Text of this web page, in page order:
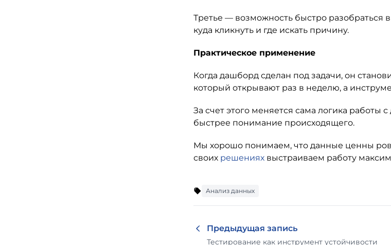
Третье — возможность быстро разобраться
куда кликнуть и где искать причину.
Практическое применение
Когда дашборд сделан под задачи, он
который открывают раз в неделю, а
За счет этого меняется сама логика
быстрее понимание происходящего.
Мы хорошо понимаем, что данные ценны
своих решениях выстраиваем работу
Анализ данных
Предыдущая запись
Тестирование как инструмент устойчивости